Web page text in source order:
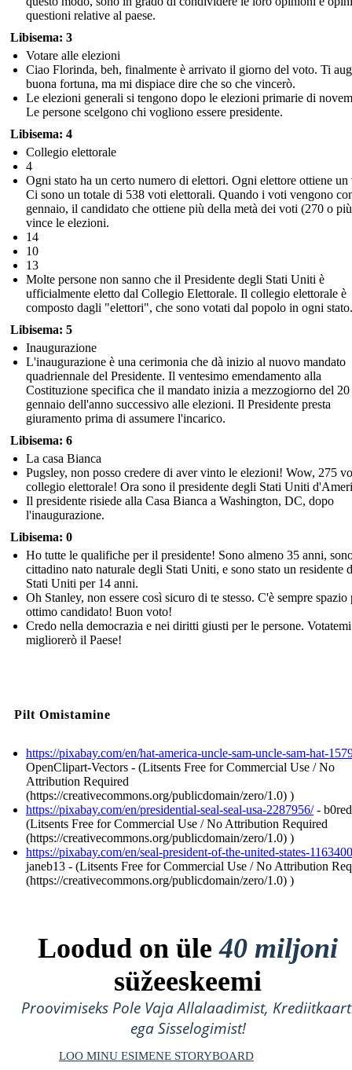
questioni relative al paese.
Libisema: 3
Votare alle elezioni
Ciao Florinda, beh, finalmente è arrivato il giorno del voto. Ti
buona fortuna, ma mi dispiace dire che so che vincerò.
Le elezioni generali si tengono dopo le elezioni primarie di
Le persone scelgono chi vogliono essere presidente.
Libisema: 4
Collegio elettorale
4
Ogni stato ha un certo numero di elettori. Ogni elettore ottiene un
Ci sono un totale di 538 voti elettorali. Quando i voti vengono
gennaio, il candidato che ottiene più della metà dei voti (270 o
vince le elezioni.
14
10
13
Molte persone non sanno che il Presidente degli Stati Uniti è
ufficialmente eletto dal Collegio Elettorale. Il collegio elettorale è
composto dagli "elettori", che sono votati dal popolo in ogni stato.
Libisema: 5
Inaugurazione
L'inaugurazione è una cerimonia che dà inizio al nuovo mandato
quadriennale del Presidente. Il ventesimo emendamento alla
Costituzione specifica che il mandato inizia a mezzogiorno del 20
gennaio dell'anno successivo alle elezioni. Il Presidente presta
giuramento prima di assumere l'incarico.
Libisema: 6
La casa Bianca
Pugsley, non posso credere di aver vinto le elezioni! Wow, 275
collegio elettorale! Ora sono il presidente degli Stati Uniti
Il presidente risiede alla Casa Bianca a Washington, DC, dopo
l'inaugurazione.
Libisema: 0
Ho tutte le qualifiche per il presidente! Sono almeno 35 anni,
cittadino nato naturale degli Stati Uniti, e sono stato un residente
Stati Uniti per 14 anni.
Oh Stanley, non essere così sicuro di te stesso. C'è sempre spazio
ottimo candidato! Buon voto!
Credo nella democrazia e nei diritti giusti per le persone.
migliorerò il Paese!
Pilt Omistamine
https://pixabay.com/en/hat-america-uncle-sam-uncle-sam-hat-
OpenClipart-Vectors - (Litsents Free for Commercial Use / No
Attribution Required
(https://creativecommons.org/publicdomain/zero/1.0) )
https://pixabay.com/en/presidential-seal-seal-usa-2287956/-
(Litsents Free for Commercial Use / No Attribution Required
(https://creativecommons.org/publicdomain/zero/1.0) )
https://pixabay.com/en/seal-president-of-the-united-states-
janeb13 - (Litsents Free for Commercial Use / No Attribution
(https://creativecommons.org/publicdomain/zero/1.0) )
Loodud on üle40 miljoni
süžeeskeemi
Proovimiseks Pole Vaja Allalaadimist,
ega Sisselogimist!
LOO MINU ESIMENE STORYBOARD